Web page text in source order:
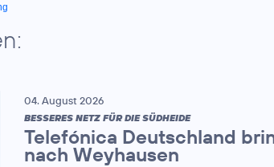
04. August 2026
BESSERES NETZ FÜR DIE SÜDHEIDE
Telefónica Deutschland
nach Weyhausen